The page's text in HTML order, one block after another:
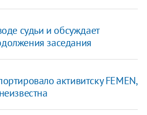
судьи и обсуждает
заседания
активитску FEMEN,